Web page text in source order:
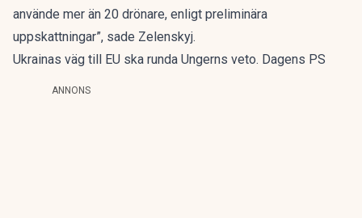
använde mer än 20 drönare, enligt preliminära
uppskattningar”, sade Zelenskyj.
Ukrainas väg till EU ska runda Ungerns veto. Dagens PS
ANNONS